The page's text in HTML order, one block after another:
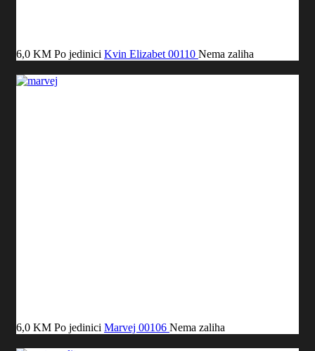
6,0 KM Po jedinici Kvin Elizabet 00110 Nema zaliha
6,0 KM Po jedinici Marvej 00106 Nema zaliha